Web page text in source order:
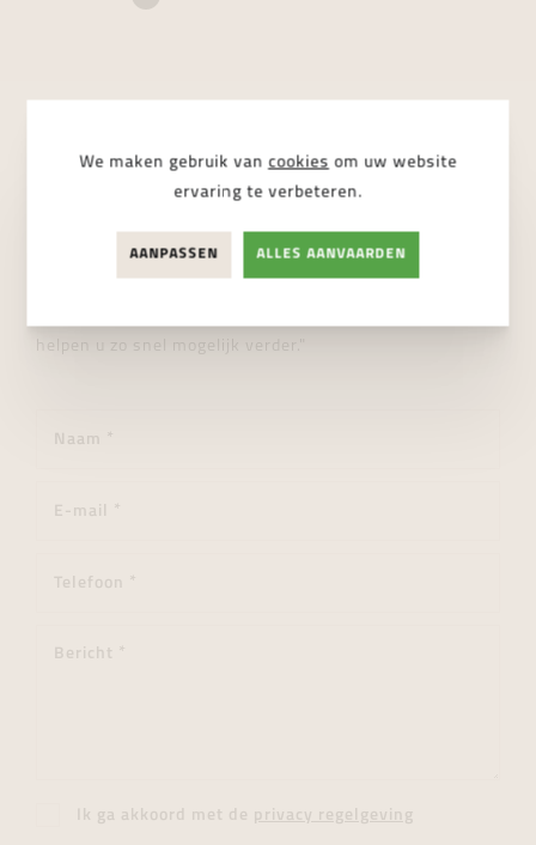
STUUR ONS EEN BERICHT
Wij helpen je graag verder!
helpen u zo snel mogelijk verder."
Ik ga akkoord met de privacy regelgeving
We maken gebruik van cookies om uw website
ervaring te verbeteren.
AANPASSEN ALLES AANVAARDEN